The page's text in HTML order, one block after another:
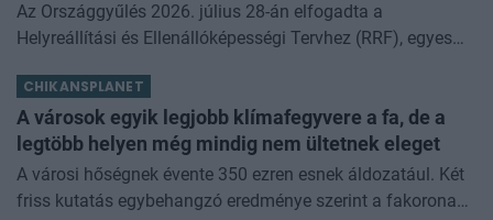
Az Országgyűlés 2026. július 28-án elfogadta a
Helyreállítási és Ellenállóképességi Tervhez (RRF), egyes
kapcsolódó adóintézkedésekről, v
CHIKANSPLANET
A városok egyik legjobb klímafegyvere a fa, de a
legtöbb helyen még mindig nem ültetnek eleget
A városi hőségnek évente 350 ezren esnek áldozatául. Két
friss kutatás egybehangzó eredménye szerint a fakorona